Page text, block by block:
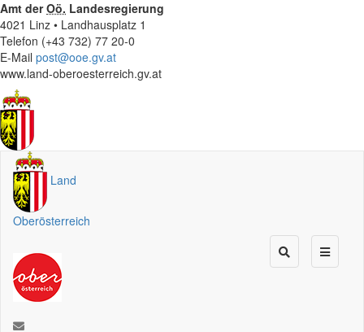
Amt derOö. Landesregierung
4021 Linz • Landhausplatz 1
Telefon (+43 732) 77 20-0
E-Mail post@ooe.gv.at
www.land-oberoesterreich.gv.at
Land
Oberösterreich